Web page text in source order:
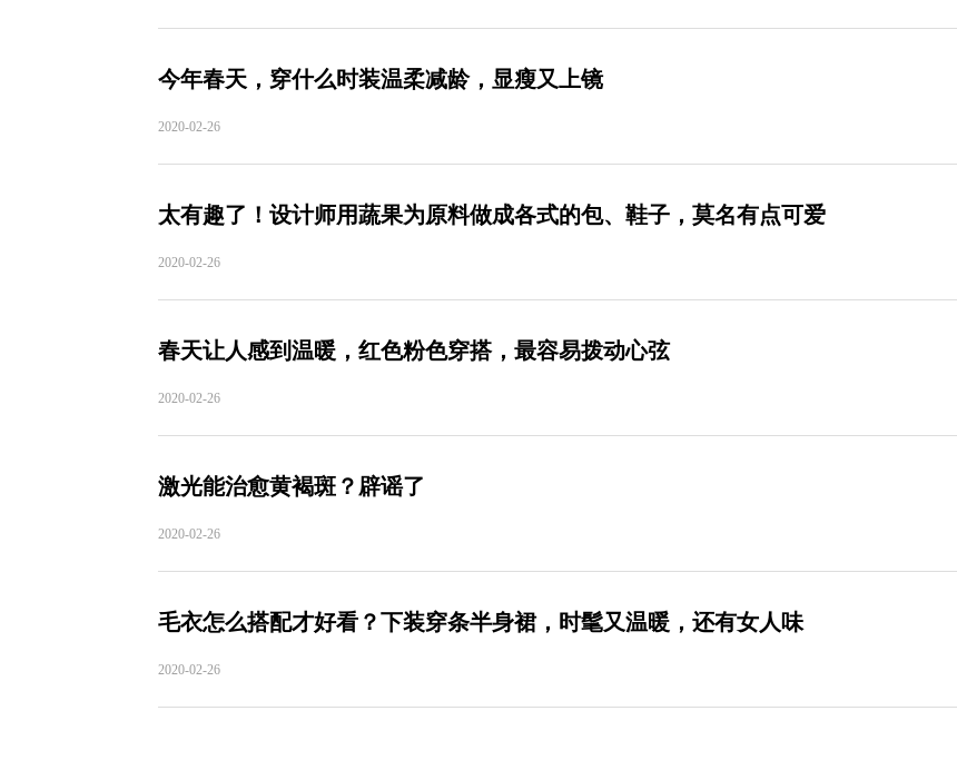
今年春天，穿什么时装温柔减龄，显瘦又上镜
2020-02-26
太有趣了！设计师用蔬果为原料做成各式的包、鞋子，莫名有点可爱
2020-02-26
春天让人感到温暖，红色粉色穿搭，最容易拨动心弦
2020-02-26
激光能治愈黄褐斑？辟谣了
2020-02-26
毛衣怎么搭配才好看？下装穿条半身裙，时髦又温暖，还有女人味
2020-02-26